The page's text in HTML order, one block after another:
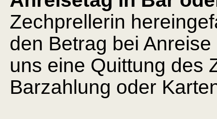
Zechprellerin
den Betrag bei
uns eine Quittung des
Barzahlung oder